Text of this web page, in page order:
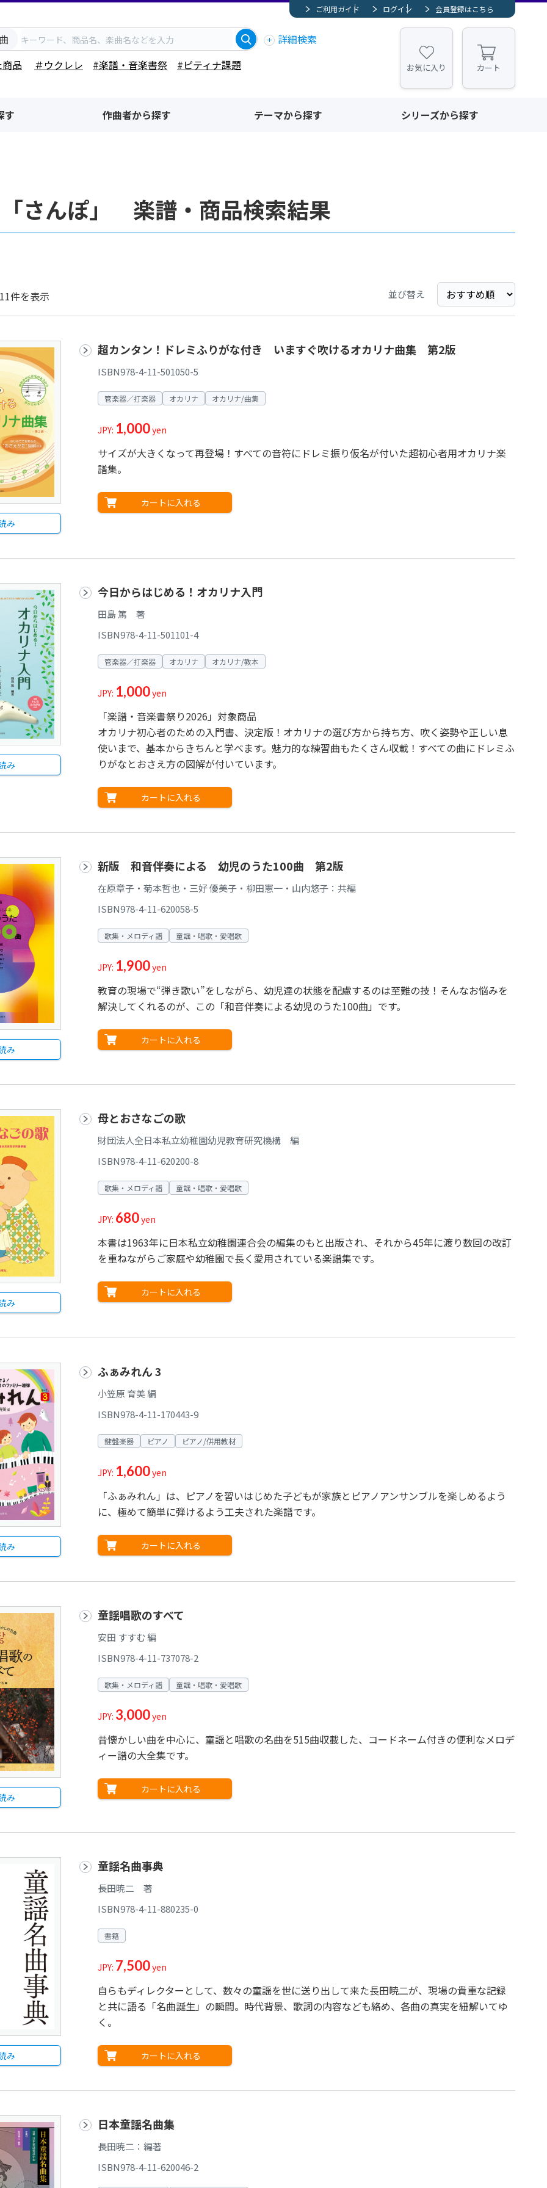
ご利用ガイド ログイン 会員登録はこちら
詳細検索
品
＃ウクレレ #楽譜・音楽書祭 #ピティナ課題 お気に入り カート
す 作曲者から探す テーマから探す シリーズから探す
さんぽ」 楽譜・商品検索結果
件を表示 並び替え
み
超カンタン！ドレミふりがな付き いますぐ吹けるオカリナ曲集 第2版
ISBN978-4-11-501050-5
管楽器／打楽器 オカリナ オカリナ/曲集
JPY: 1,000yen
サイズが大きくなって再登場！すべての音符にドレミ振り仮名が付いた超初心者用オカリナ楽
譜集。
カートに入れる
み
今日からはじめる！オカリナ入門
田島 篤 著
ISBN978-4-11-501101-4
管楽器／打楽器 オカリナ オカリナ/教本
JPY: 1,000yen
「楽譜・音楽書祭り2026」対象商品
オカリナ初心者のための入門書、決定版！オカリナの選び方から持ち方、吹く姿勢や正しい息
使いまで、基本からきちんと学べます。魅力的な練習曲もたくさん収載！すべての曲にドレミふ
りがなとおさえ方の図解が付いています。
カートに入れる
み
新版 和音伴奏による 幼児のうた100曲 第2版
在原章子・菊本哲也・三好 優美子・柳田憲一・山内悠子：共編
ISBN978-4-11-620058-5
歌集・メロディ譜 童謡・唱歌・愛唱歌
JPY: 1,900yen
教育の現場で“弾き歌い”をしながら、幼児達の状態を配慮するのは至難の技！そんなお悩みを
解決してくれるのが、この「和音伴奏による幼児のうた100曲」です。
カートに入れる
み
母とおさなごの歌
財団法人全日本私立幼稚園幼児教育研究機構 編
ISBN978-4-11-620200-8
歌集・メロディ譜 童謡・唱歌・愛唱歌
JPY: 680yen
本書は1963年に日本私立幼稚園連合会の編集のもと出版され、それから45年に渡り数回の改訂
を重ねながらご家庭や幼稚園で長く愛用されている楽譜集です。
カートに入れる
み
ふぁみれん 3
小笠原 育美 編
ISBN978-4-11-170443-9
鍵盤楽器 ピアノ ピアノ/併用教材
JPY: 1,600yen
「ふぁみれん」は、ピアノを習いはじめた子どもが家族とピアノアンサンブルを楽しめるよう
に、極めて簡単に弾けるよう工夫された楽譜です。
カートに入れる
み
童謡唱歌のすべて
安田 すすむ 編
ISBN978-4-11-737078-2
歌集・メロディ譜 童謡・唱歌・愛唱歌
JPY: 3,000yen
昔懐かしい曲を中心に、童謡と唱歌の名曲を515曲収載した、コードネーム付きの便利なメロデ
ィー譜の大全集です。
カートに入れる
み
童謡名曲事典
長田暁二 著
ISBN978-4-11-880235-0
書籍
JPY: 7,500yen
自らもディレクターとして、数々の童謡を世に送り出して来た長田暁二が、現場の貴重な記録
と共に語る「名曲誕生」の瞬間。時代背景、歌詞の内容なども絡め、各曲の真実を紐解いてゆ
く。
カートに入れる
日本童謡名曲集
長田暁二：編著
ISBN978-4-11-620046-2